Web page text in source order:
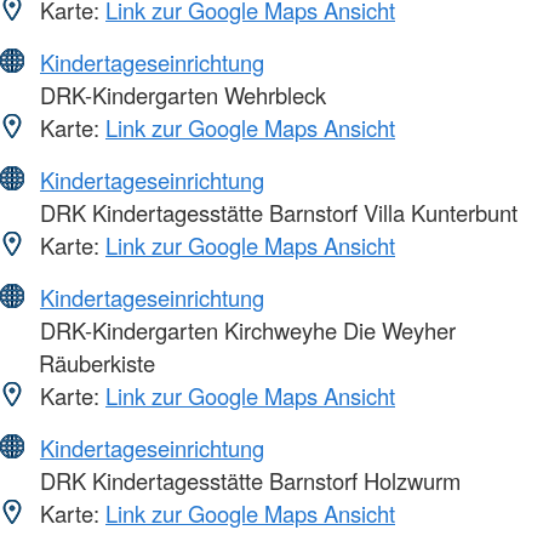
Karte: Link zur Google Maps Ansicht
Kindertageseinrichtung
DRK-Kindergarten Wehrbleck
Karte: Link zur Google Maps Ansicht
Kindertageseinrichtung
DRK Kindertagesstätte Barnstorf Villa Kunterbunt
Karte: Link zur Google Maps Ansicht
Kindertageseinrichtung
DRK-Kindergarten Kirchweyhe Die Weyher
Räuberkiste
Karte: Link zur Google Maps Ansicht
Kindertageseinrichtung
DRK Kindertagesstätte Barnstorf Holzwurm
Karte: Link zur Google Maps Ansicht